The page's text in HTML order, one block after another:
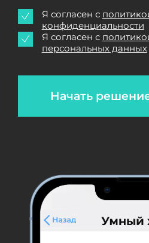
Начать
Я согласен с
конфиденциальности
Я согласен с
персональных данных